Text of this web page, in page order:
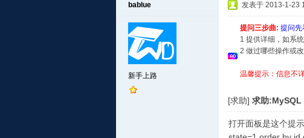
bablue
新手上路
发表于 2013-1-23
提问三步曲: 提问先
1 提供详细，如系
2 做过哪些操作或
温馨提示：信息不
[求助] 求助
打开面板是这个提